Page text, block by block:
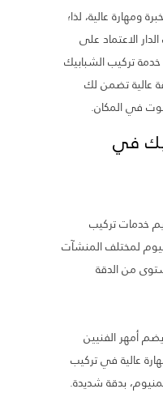
ومهارة عالية، لذا؛
الاعتماد على
تركيب الشبابيك
عالية تضمن لك
في المكان.
في
خدمات تركيب
لمختلف المنشآت
من الدقة
أمهر الفنيين
عالية في تركيب
بدقة شديدة.